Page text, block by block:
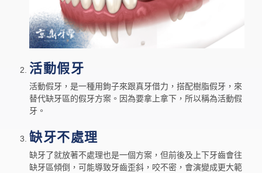
活動假牙
活動假牙，是一種用鉤子來跟真牙借力，搭配樹脂假牙，來
替代缺牙區的假牙方案。因為要拿上拿下，所以稱為活動假
牙。
缺牙不處理
缺牙了就放著不處理也是一個方案，但前後及上下牙齒會往
缺牙區傾倒，可能導致牙齒歪斜，咬不密，會演變成更大範